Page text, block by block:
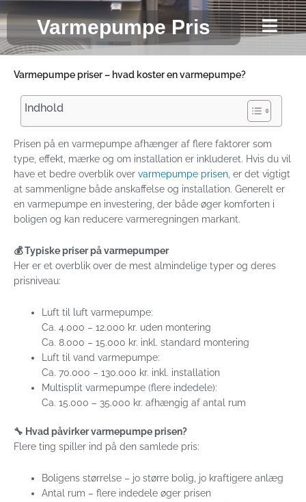
til
indholdetVarmepumpe Pris
Varmepumpe priser – hvad koster en varmepumpe?
Indhold
Prisen på en varmepumpe afhænger af flere faktorer som
type, effekt, mærke og om installation er inkluderet. Hvis du vil
have et bedre overblik over varmepumpe prisen , er det vigtigt
at sammenligne både anskaffelse og installation. Generelt er
en varmepumpe en investering, der både øger komforten i
boligen og kan reducere varmeregningen markant.
💰 Typiske priser på varmepumper
Her er et overblik over de mest almindelige typer og deres
prisniveau:
Luft til luft varmepumpe:
Ca. 4.000 – 12.000 kr. uden montering
Ca. 8.000 – 15.000 kr. inkl. standard montering
Luft til vand varmepumpe:
Ca. 70.000 – 130.000 kr. inkl. installation
Multisplit varmepumpe (flere indedele):
Ca. 15.000 – 35.000 kr. afhængig af antal rum
🔧 Hvad påvirker varmepumpe prisen?
Flere ting spiller ind på den samlede pris:
Boligens størrelse – jo større bolig, jo kraftigere anlæg
Antal rum – flere indedele øger prisen